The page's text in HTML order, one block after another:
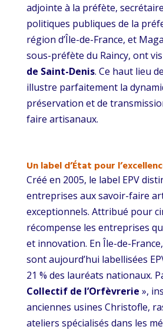
adjointe à la préfète,
politiques publiques de la
région d’Île-de-France, et
sous-préfète du Raincy, ont
de Saint-Denis. Ce haut lieu
illustre parfaitement la
préservation et de
faire artisanaux.
Un label d’État pour
Créé en 2005, le label EPV
entreprises aux savoir-faire
exceptionnels. Attribué pour
récompense les entreprises
et innovation. En Île-de-
sont aujourd’hui labellisées
21 % des lauréats nationaux.
Collectif de l’Orfèvrerie »,
anciennes usines Christofle,
ateliers spécialisés dans les